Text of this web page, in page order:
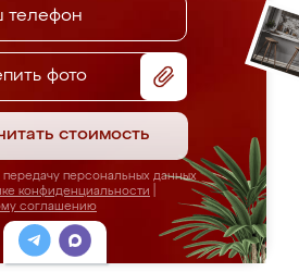
фото
стоимость
персональных данных
конфиденциальности
соглашению